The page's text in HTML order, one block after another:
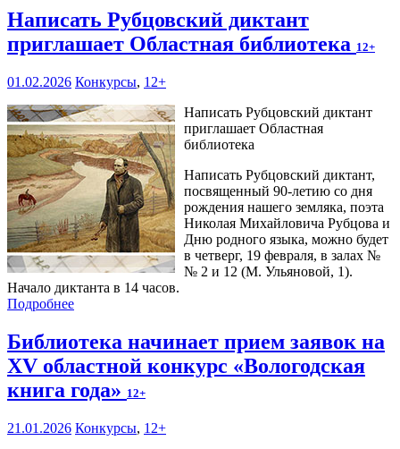
Написать Рубцовский диктант
приглашает Областная библиотека 12+
01.02.2026 Конкурсы, 12+
Написать Рубцовский диктант
приглашает Областная
библиотека
Написать Рубцовский диктант,
посвященный 90-летию со дня
рождения нашего земляка, поэта
Николая Михайловича Рубцова и
Дню родного языка, можно будет
в четверг, 19 февраля, в залах №
№ 2 и 12 (М. Ульяновой, 1).
Начало диктанта в 14 часов.
Подробнее
Библиотека начинает прием заявок на
XV областной конкурс «Вологодская
книга года» 12+
21.01.2026 Конкурсы, 12+